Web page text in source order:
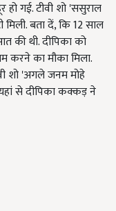
गई. टीवी शो 'ससुराल
बता दें, कि 12 साल
थी. दीपिका को
करने का मौका मिला.
शो 'अगले जनम मोहे
से दीपिका कक्कड़ ने